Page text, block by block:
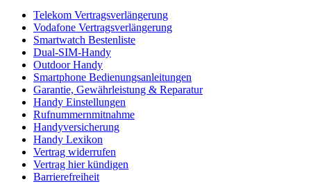
Telekom Vertragsverlängerung
Vodafone Vertragsverlängerung
Smartwatch Bestenliste
Dual-SIM-Handy
Outdoor Handy
Smartphone Bedienungsanleitungen
Garantie, Gewährleistung & Reparatur
Handy Einstellungen
Rufnummernmitnahme
Handyversicherung
Handy Lexikon
Vertrag widerrufen
Vertrag hier kündigen
Barrierefreiheit